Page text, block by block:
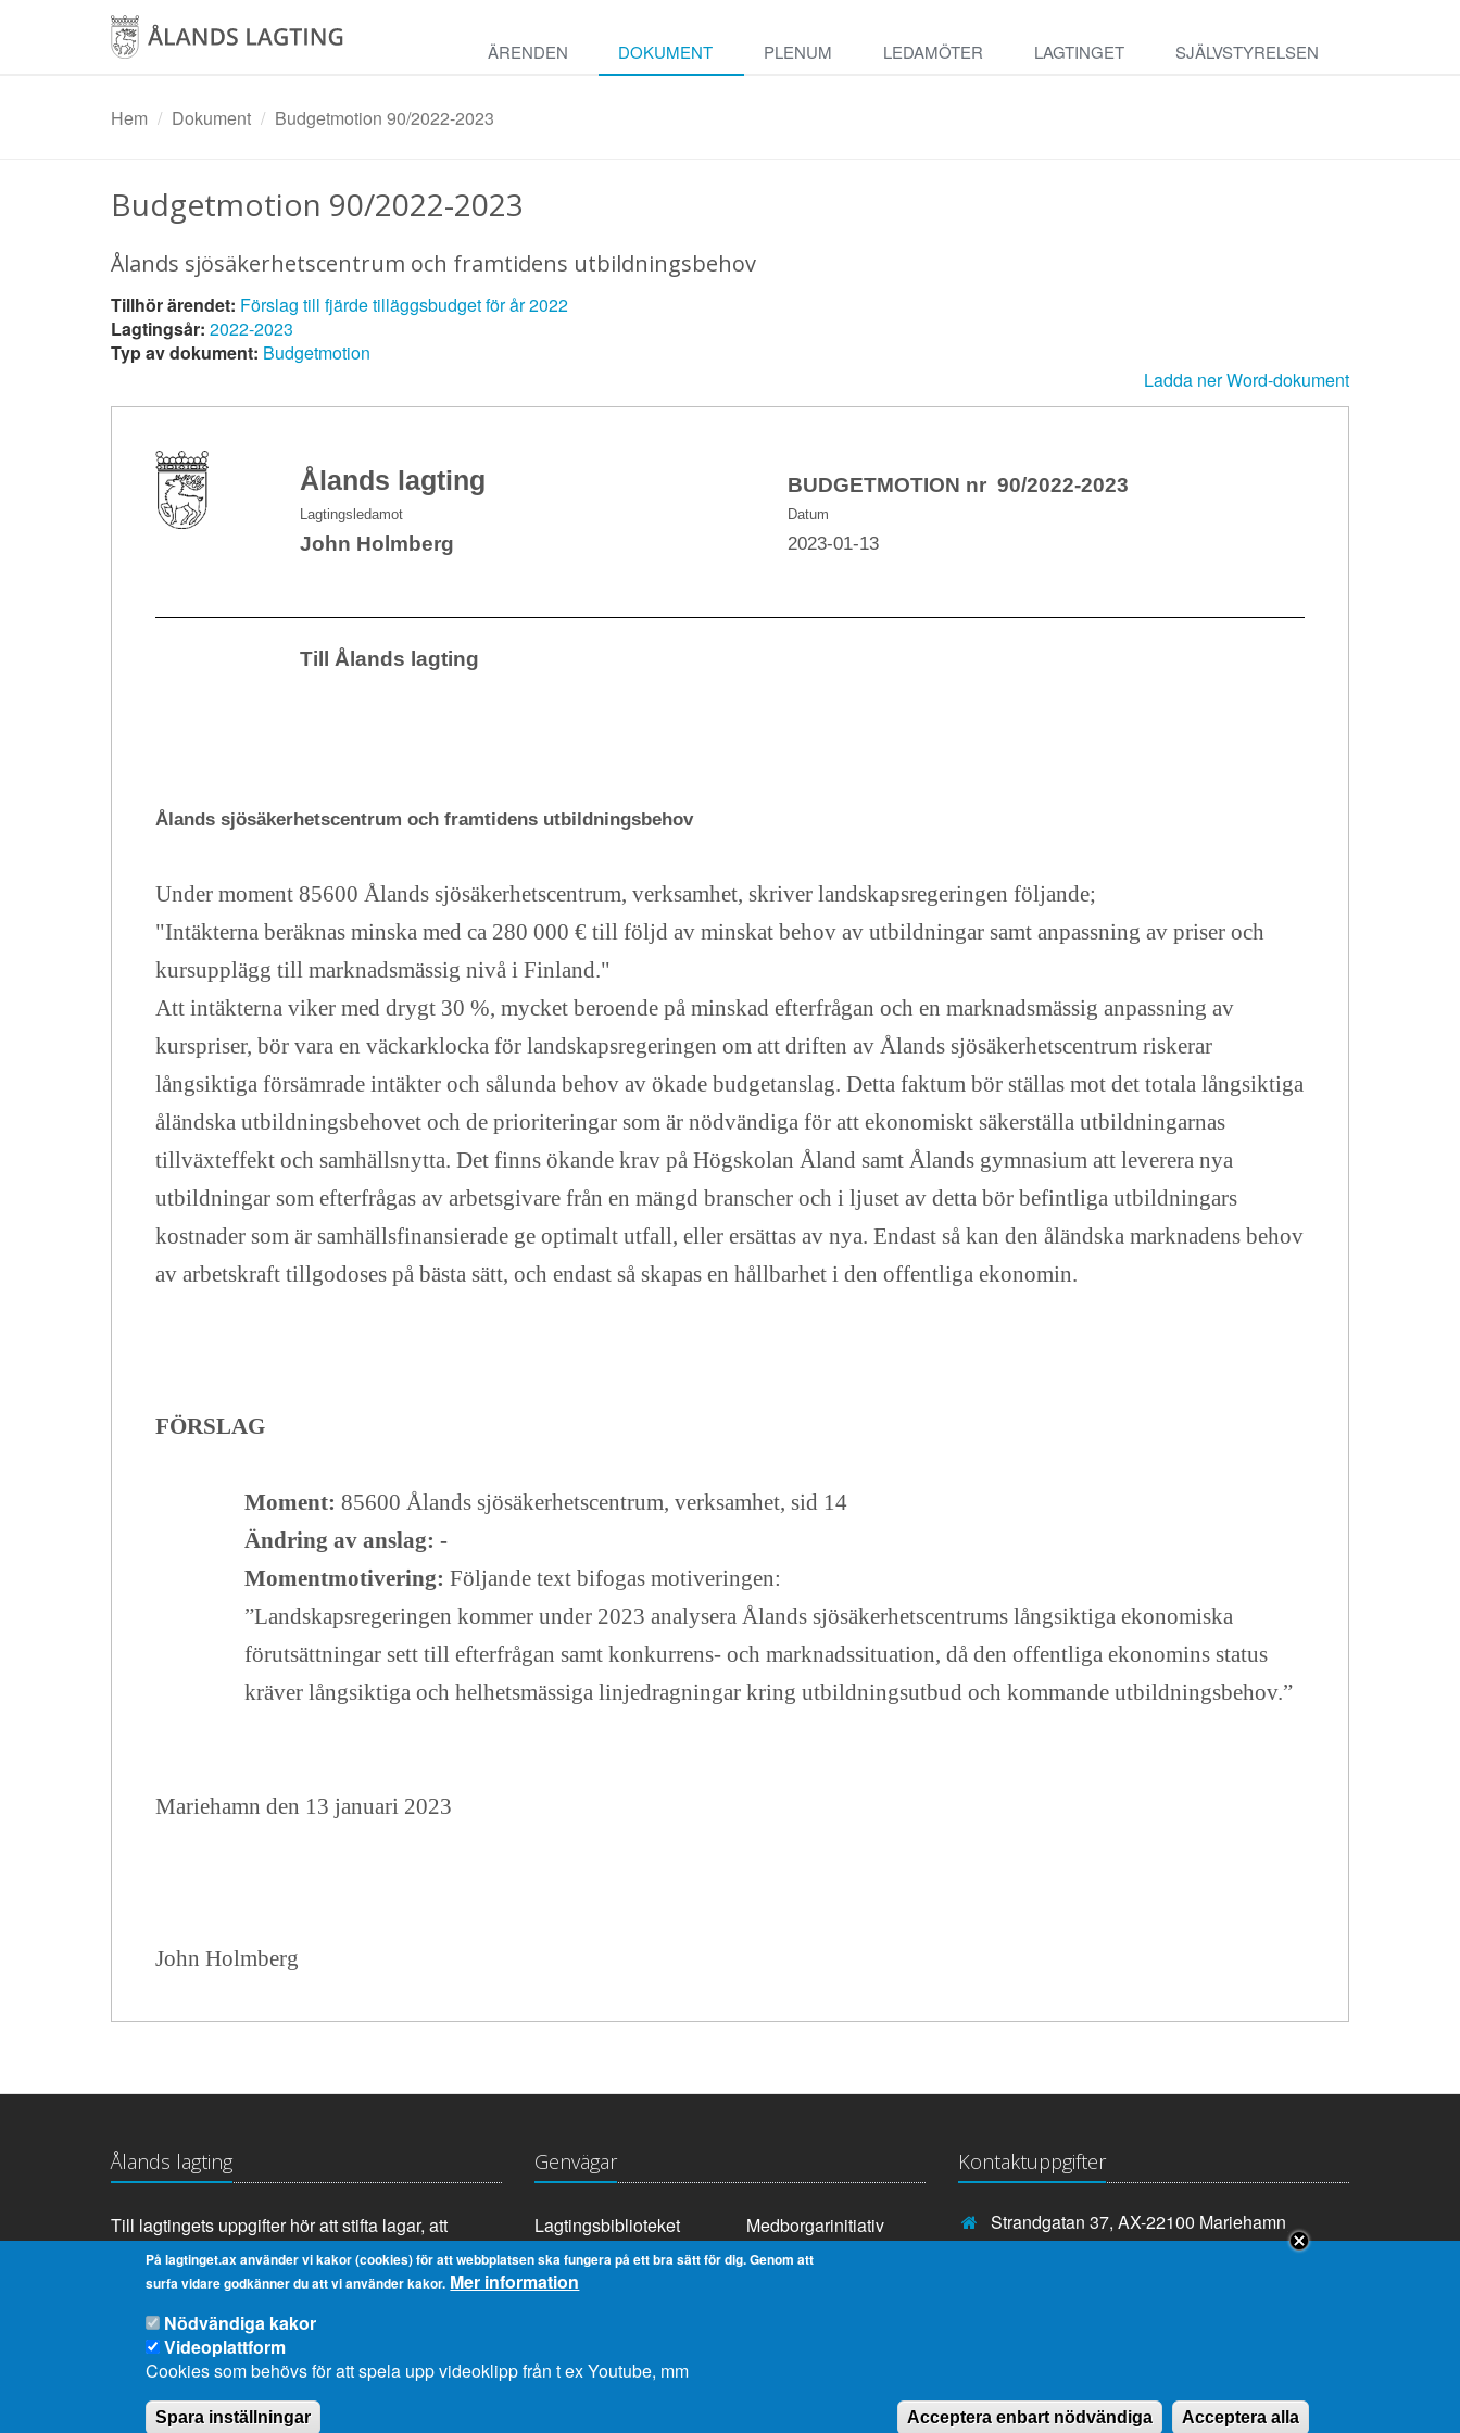
ÄRENDEN DOKUMENT PLENUM LEDAMÖTER LAGTINGET SJÄLVSTYRELSEN
Hem Dokument Budgetmotion 90/2022-2023
Budgetmotion 90/2022-2023
Ålands sjösäkerhetscentrum och framtidens utbildningsbehov
Tillhör ärendet: Förslag till fjärde tilläggsbudget för år 2022
Lagtingsår: 2022-2023
Typ av dokument: Budgetmotion
Ladda ner Word-dokument
Ålands lagting BUDGETMOTION nr 90/2022-2023
Lagtingsledamot Datum
John Holmberg 2023-01-13
Till Ålands lagting
Ålands sjösäkerhetscentrum och framtidens utbildningsbehov
Under moment 85600 Ålands sjösäkerhetscentrum, verksamhet, skriver landskapsregeringen följande;
"Intäkterna beräknas minska med ca 280 000 € till följd av minskat behov av utbildningar samt anpassning av priser och
kursupplägg till marknadsmässig nivå i Finland."
Att intäkterna viker med drygt 30 %, mycket beroende på minskad efterfrågan och en marknadsmässig anpassning av
kurspriser, bör vara en väckarklocka för landskapsregeringen om att driften av Ålands sjösäkerhetscentrum riskerar
långsiktiga försämrade intäkter och sålunda behov av ökade budgetanslag. Detta faktum bör ställas mot det totala långsiktiga
åländska utbildningsbehovet och de prioriteringar som är nödvändiga för att ekonomiskt säkerställa utbildningarnas
tillväxteffekt och samhällsnytta. Det finns ökande krav på Högskolan Åland samt Ålands gymnasium att leverera nya
utbildningar som efterfrågas av arbetsgivare från en mängd branscher och i ljuset av detta bör befintliga utbildningars
kostnader som är samhällsfinansierade ge optimalt utfall, eller ersättas av nya. Endast så kan den åländska marknadens behov
av arbetskraft tillgodoses på bästa sätt, och endast så skapas en hållbarhet i den offentliga ekonomin.
FÖRSLAG
Moment: 85600 Ålands sjösäkerhetscentrum, verksamhet, sid 14
Ändring av anslag: -
Momentmotivering: Följande text bifogas motiveringen:
”Landskapsregeringen kommer under 2023 analysera Ålands sjösäkerhetscentrums långsiktiga ekonomiska
förutsättningar sett till efterfrågan samt konkurrens- och marknadssituation, då den offentliga ekonomins status
kräver långsiktiga och helhetsmässiga linjedragningar kring utbildningsutbud och kommande utbildningsbehov.”
Mariehamn den 13 januari 2023
John Holmberg
Ålands lagting
Till lagtingets uppgifter hör att stifta lagar, att
anta landskapets budget samt att tillsätta och
övervaka landskapsregeringen.
Genvägar
Lagtingsbiblioteket
Medborgarinitiativ
Youtube
RSS
Extranät
Kontaktuppgifter
Strandgatan 37, AX-22100 Mariehamn
På lagtinget.ax använder vi kakor (cookies) för att webbplatsen ska fungera på ett bra sätt för dig. Genom att
surfa vidare godkänner du att vi använder kakor. Mer information
Nödvändiga kakor
Videoplattform
Cookies som behövs för att spela upp videoklipp från t ex Youtube, mm
Spara inställningar Acceptera enbart nödvändiga Acceptera alla